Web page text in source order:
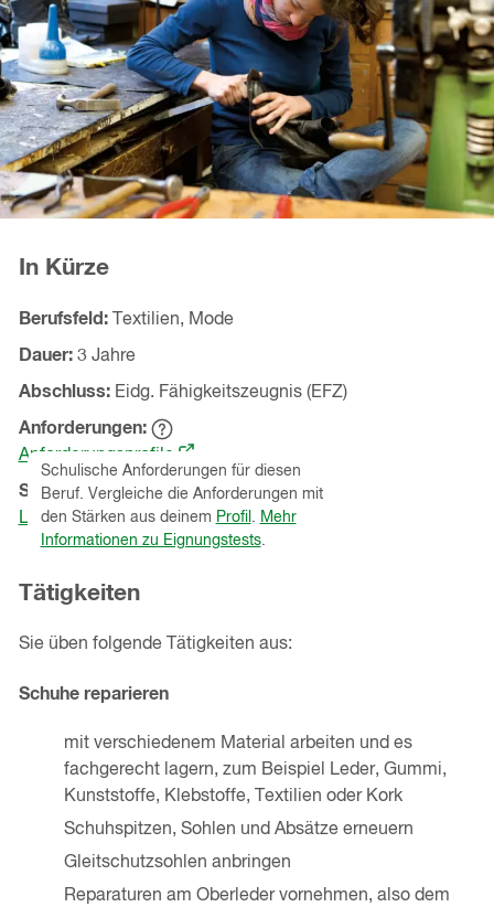
In Kürze
Berufsfeld
Textilien, Mode
Dauer 3 Jahre
Abschluss
Eidg. Fähigkeitszeugnis (EFZ)
Anforderungen
Hinweistext
einblenden
Schulische Anforderungen für diesen
Beruf. Vergleiche die Anforderungen mit
den Stärken aus deinem Profil . Mehr
Informationen zu Eignungstests.
Anforderungsprofile (öffnet
in
einem
neuen
Schnupperlehren (KantonSt.Gallen)
Lehrbetriebe ansehen
Tätigkeiten
Sie üben folgende Tätigkeiten aus:
Schuhe reparieren
mit verschiedenem Material arbeiten und es
fachgerecht lagern, zum Beispiel Leder, Gummi,
Kunststoffe, Klebstoffe, Textilien oder Kork
Schuhspitzen, Sohlen und Absätze erneuern
Gleitschutzsohlen anbringen
Reparaturen am Oberleder vornehmen, also dem